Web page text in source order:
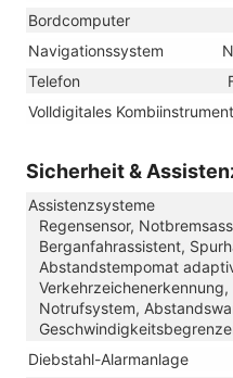
Bordcomputer
Navigationssystem
Telefon
Volldigitales
Sicherheit &
Assistenzsysteme
Regensensor,
Berganfahrassistent,
Abstandstempomat
Notrufsystem,
Diebstahl-Alarmanlage